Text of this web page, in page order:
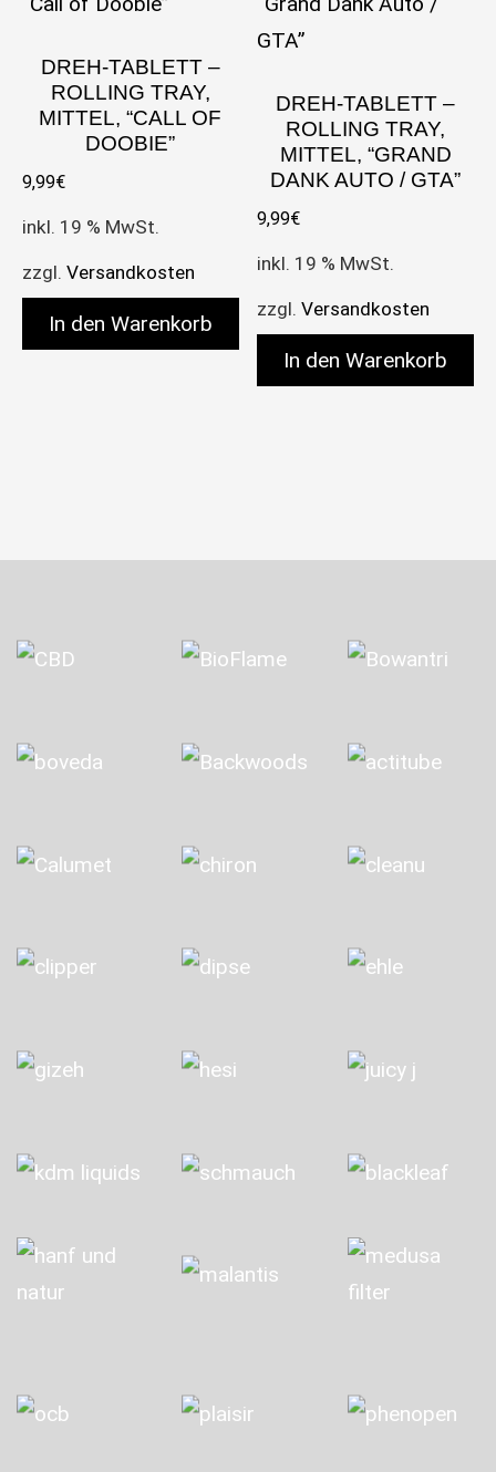
DREH-TABLETT –
ROLLING TRAY,
MITTEL, “CALL OF
DOOBIE”
9,99€
inkl. 19 % MwSt.
zzgl. Versandkosten
In den Warenkorb
DREH-TABLETT –
ROLLING TRAY,
MITTEL, “GRAND
DANK AUTO / GTA”
9,99€
inkl. 19 % MwSt.
zzgl.Versandkosten
In den Warenkorb